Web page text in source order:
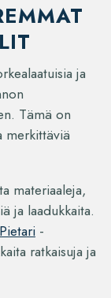
ja
Tämä on
merkittäviä
materiaaleja,
ja laadukkaita.
-
ratkaisuja ja